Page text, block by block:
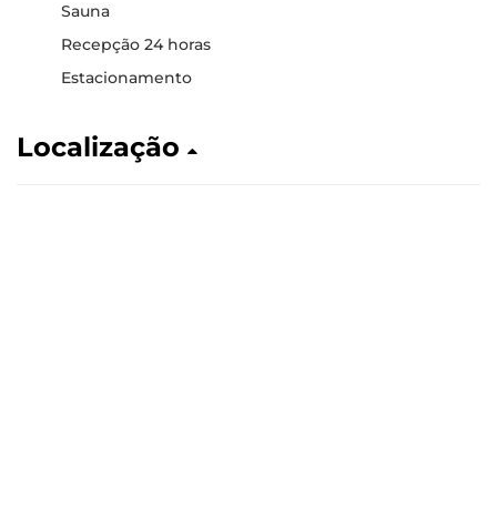
Sauna
Recepção 24 horas
Estacionamento
Localização